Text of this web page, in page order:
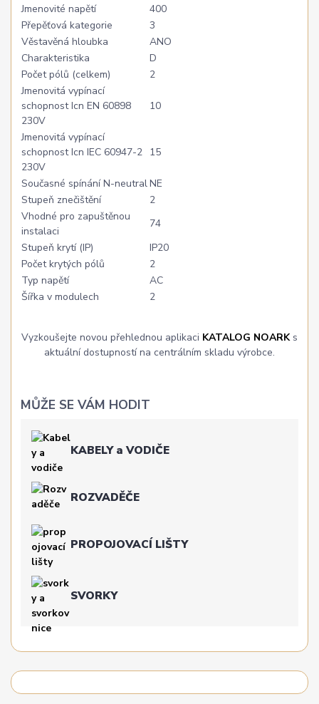
Jmenovité napětí
400
Přepěťová kategorie
3
Věstavěná hloubka
ANO
Charakteristika
D
Počet pólů (celkem)
2
Jmenovitá vypínací
schopnost Icn EN 60898
230V
10
Jmenovitá vypínací
schopnost Icn IEC 60947-2
230V
15
Současné spínání N-neutralNE
Stupeň znečištění
2
Vhodné pro zapuštěnou
instalaci
74
Stupeň krytí (IP)
IP20
Počet krytých pólů
2
Typ napětí
AC
Šířka v modulech
2
Vyzkoušejte novou přehlednou aplikaci KATALOG NOARKs
aktuální dostupností na centrálním skladu výrobce.
MŮŽE SE VÁM HODIT
KABELY a VODIČE
ROZVADĚČE
PROPOJOVACÍ LIŠTY
SVORKY